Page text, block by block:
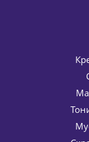
6
-